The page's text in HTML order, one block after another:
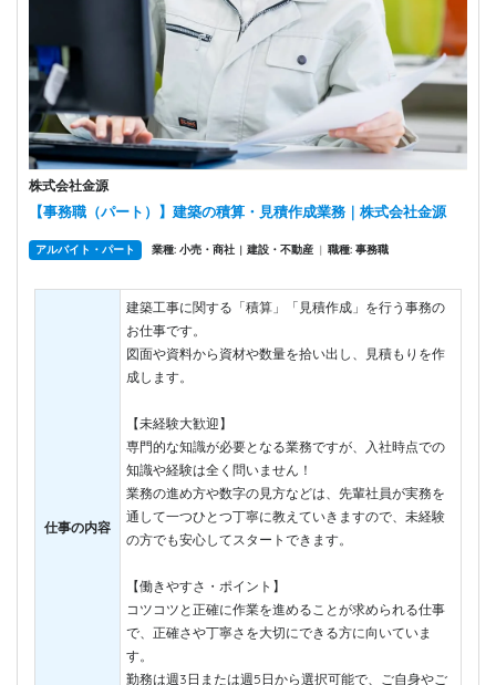
株式会社金源
【事務職（パート）】建築の積算・見積作成業務｜株式会社金源
アルバイト・パート 業種: 小売・商社 | 建設・不動産 | 職種: 事務職
仕事の内容
建築工事に関する「積算」「見積作成」を行う事務の
お仕事です。
図面や資料から資材や数量を拾い出し、見積もりを作
成します。
【未経験大歓迎】
専門的な知識が必要となる業務ですが、入社時点での
知識や経験は全く問いません！
業務の進め方や数字の見方などは、先輩社員が実務を
通して一つひとつ丁寧に教えていきますので、未経験
の方でも安心してスタートできます。
【働きやすさ・ポイント】
コツコツと正確に作業を進めることが求められる仕事
で、正確さや丁寧さを大切にできる方に向いていま
す。
勤務は週3日または週5日から選択可能で、ご自身やご